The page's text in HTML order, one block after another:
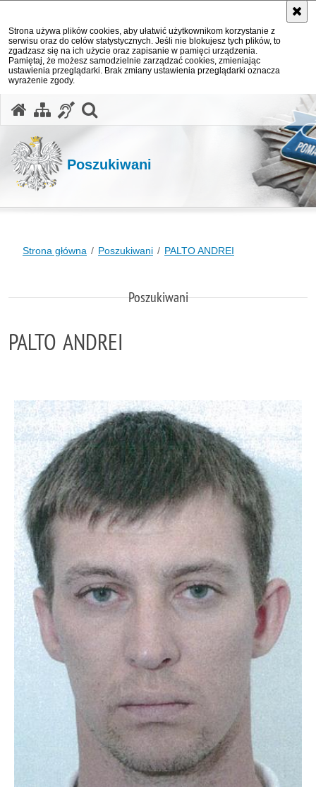
Strona używa plików cookies, aby ułatwić użytkownikom korzystanie z
serwisu oraz do celów statystycznych. Jeśli nie blokujesz tych plików, to
zgadzasz się na ich użycie oraz zapisanie w pamięci urządzenia.
Pamiętaj, że możesz samodzielnie zarządzać cookies, zmieniając
ustawienia przeglądarki. Brak zmiany ustawienia przeglądarki oznacza
wyrażenie zgody.
Poszukiwani
Strona główna Poszukiwani PALTO ANDREI
Poszukiwani
PALTO ANDREI